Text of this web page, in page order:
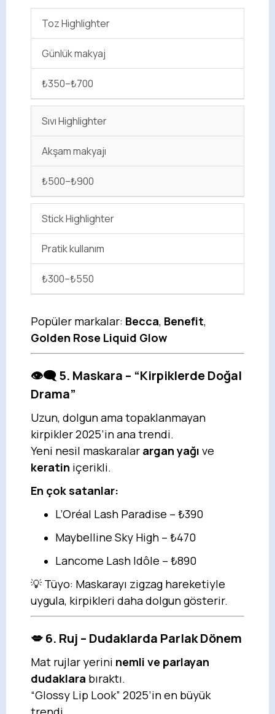
Toz Highlighter
Günlük makyaj
₺350–₺700
Sıvı Highlighter
Akşam makyajı
₺500–₺900
Stick Highlighter
Pratik kullanım
₺300–₺550
Popüler markalar: Becca, Benefit,
Golden Rose Liquid Glow
👁️‍🗨️ 5. Maskara – “Kirpiklerde Doğal
Drama”
Uzun, dolgun ama topaklanmayan
kirpikler 2025’in ana trendi.
Yeni nesil maskaralar argan yağı ve
keratin içerikli.
En çok satanlar:
L’Oréal Lash Paradise – ₺390
Maybelline Sky High – ₺470
Lancome Lash Idôle – ₺890
💡 Tüyo: Maskarayı zigzag hareketiyle
uygula, kirpikleri daha dolgun gösterir.
💋 6. Ruj – Dudaklarda Parlak Dönem
Mat rujlar yerini nemli ve parlayan
dudaklara bıraktı.
“Glossy Lip Look” 2025’in en büyük